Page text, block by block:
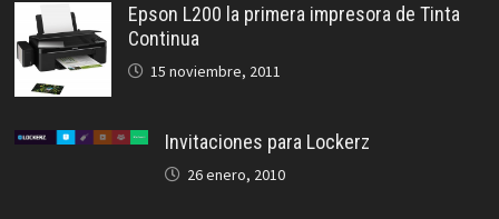
Epson L200 la primera impresora de Tinta
Continua
15 noviembre, 2011
Invitaciones para Lockerz
26 enero, 2010